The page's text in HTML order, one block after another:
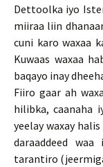
Dettoolka iyo
miiraa liin
cuni karo waxaa
Kuwaas waxaa
baqayo inay
Fiiro gaar ah
hilibka, caanaha
yeelay waxay
daraaddeed
tarantiro